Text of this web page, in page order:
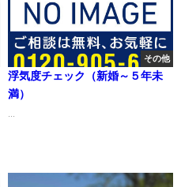
その他
浮気度チェック（新婚～５年未
満）